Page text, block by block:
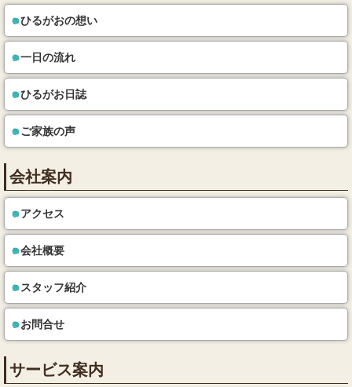
ひるがおの想い
一日の流れ
ひるがお日誌
ご家族の声
会社案内
アクセス
会社概要
スタッフ紹介
お問合せ
サービス案内